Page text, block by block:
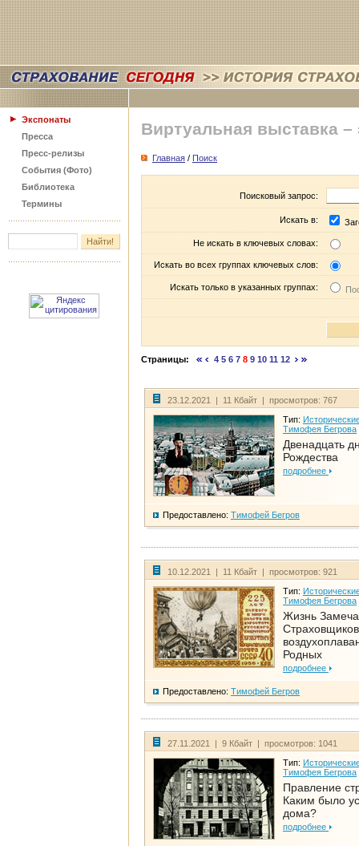
Экспонаты
Пресса
Пресс-релизы
События (Фото)
Библиотека
Термины
Виртуальная выставка –
Главная / Поиск
Поисковый запрос:
Искать в:
Не искать в ключевых словах:
Искать во всех группах ключевых слов:
Искать только в указанных группах:
Страницы: 4 5 6 7 8 9 10 11 12
23.12.2021 | 11 Кбайт | просмотров: 767
Тип:
Тимофея Бегрова
Двенадцать
Рождества
подробнее
Предоставлено: Тимофей Бегров
10.12.2021 | 11 Кбайт | просмотров: 921
Тип:
Тимофея Бегрова
Жизнь
Родных
подробнее
Предоставлено: Тимофей Бегров
27.11.2021 | 9 Кбайт | просмотров: 1041
Тип:
Тимофея Бегрова
Правление
Каким было
дома?
подробнее